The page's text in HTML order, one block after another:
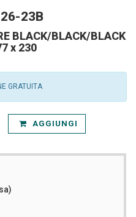
23B
BLACK/BLACK/BLACK
x 230
GRATUITA
AGGIUNGI